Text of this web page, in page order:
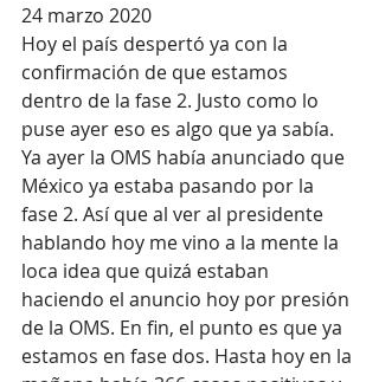
24 marzo 2020
Hoy el país despertó ya con la
confirmación de que estamos
dentro de la fase 2. Justo como lo
puse ayer eso es algo que ya sabía.
Ya ayer la OMS había anunciado que
México ya estaba pasando por la
fase 2. Así que al ver al presidente
hablando hoy me vino a la mente la
loca idea que quizá estaban
haciendo el anuncio hoy por presión
de la OMS. En fin, el punto es que ya
estamos en fase dos. Hasta hoy en la